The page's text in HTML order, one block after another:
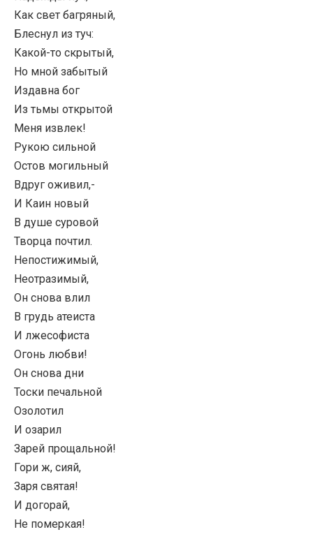
Как свет багряный,
Блеснул из туч:
Какой-то скрытый,
Но мной забытый
Издавна бог
Из тьмы открытой
Меня извлек!
Рукою сильной
Остов могильный
Вдруг оживил,-
И Каин новый
В душе суровой
Творца почтил.
Непостижимый,
Неотразимый,
Он снова влил
В грудь атеиста
И лжесофиста
Огонь любви!
Он снова дни
Тоски печальной
Озолотил
И озарил
Зарей прощальной!
Гори ж, сияй,
Заря святая!
И догорай,
Не померкая!